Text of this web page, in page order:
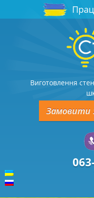
Виготовлення
Замовити